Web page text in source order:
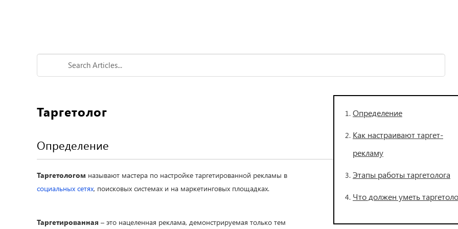
Определение
Как настраивают таргет-
рекламу
Этапы работы таргетолога
Что должен уметь
Таргетолог
Определение
Таргетологом называют мастера по настройке таргетированной рекламы в
социальных сетях, поисковых системах и на маркетинговых площадках.
Таргетированная – это нацеленная реклама, демонстрируемая только тем